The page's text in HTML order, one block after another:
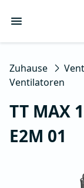
Zuhause
Ventilatoren
TT MAX
E2M 01